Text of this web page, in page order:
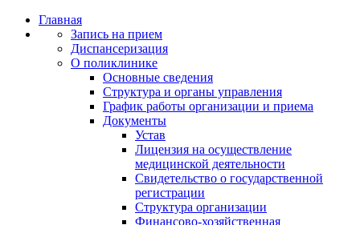
Главная
Запись на прием
Диспансеризация
О поликлинике
Основные сведения
Структура и органы управления
График работы организации и приема
Документы
Устав
Лицензия на осуществление
медицинской деятельности
Свидетельство о государственной
регистрации
Структура организации
Финансово-хозяйственная